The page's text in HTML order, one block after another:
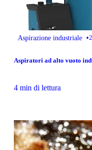
Aspirazione industriale •
Aspiratori ad alto vuoto
4 min di lettura